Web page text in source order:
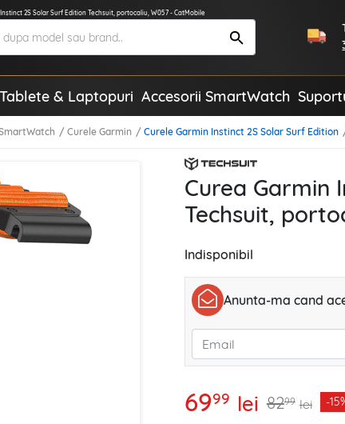
2S Solar Surf Edition Techsuit, portocaliu, W057 - CatMobile
& Laptopuri Accesorii SmartWatch
Curele Garmin Curele Garmin Instinct 2S Solar Surf Edition
Curea Garmin
Techsuit,
Indisponibil
Anunta-ma cand
6999 lei 8299 lei -